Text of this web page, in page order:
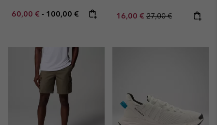
Minimum sale price:
60,00 € - Maximum price:
100,00 € Sale price:
16,00 € Regular price:
27,00 €